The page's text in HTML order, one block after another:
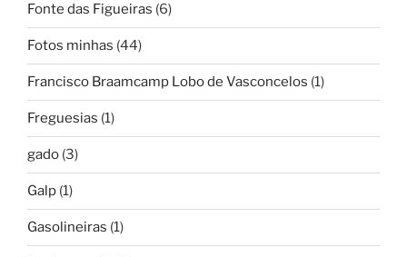
Fonte das Figueiras (6)
Fotos minhas (44)
Francisco Braamcamp Lobo de Vasconcelos (1)
Freguesias (1)
gado (3)
Galp (1)
Gasolineiras (1)